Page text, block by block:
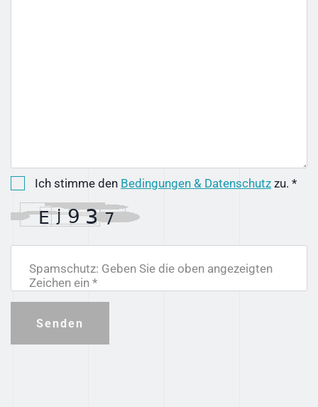
Ich stimme den Bedingungen & Datenschutz zu. *
Spamschutz: Geben Sie die oben angezeigten
Zeichen ein *
Senden